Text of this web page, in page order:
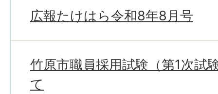
広報たけはら令和8年8月号
竹原市職員採用試験（第1次試
て